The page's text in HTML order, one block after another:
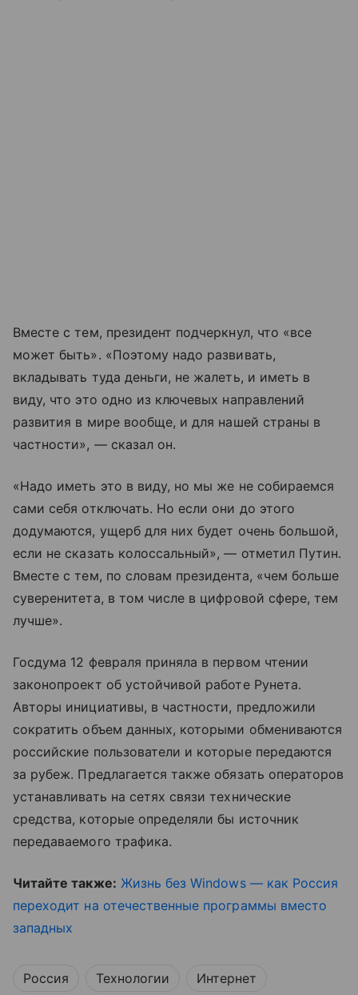
Вместе с тем, президент подчеркнул, что «все
может быть». «Поэтому надо развивать,
вкладывать туда деньги, не жалеть, и иметь в
виду, что это одно из ключевых направлений
развития в мире вообще, и для нашей страны в
частности», — сказал он.
«Надо иметь это в виду, но мы же не собираемся
сами себя отключать. Но если они до этого
додумаются, ущерб для них будет очень большой,
если не сказать колоссальный», — отметил Путин.
Вместе с тем, по словам президента, «чем больше
суверенитета, в том числе в цифровой сфере, тем
лучше».
Госдума 12 февраля приняла в первом чтении
законопроект об устойчивой работе Рунета.
Авторы инициативы, в частности, предложили
сократить объем данных, которыми обмениваются
российские пользователи и которые передаются
за рубеж. Предлагается также обязать операторов
устанавливать на сетях связи технические
средства, которые определяли бы источник
передаваемого трафика.
Читайте также: Жизнь без Windows — как Россия
переходит на отечественные программы вместо
западных
Россия Технологии Интернет